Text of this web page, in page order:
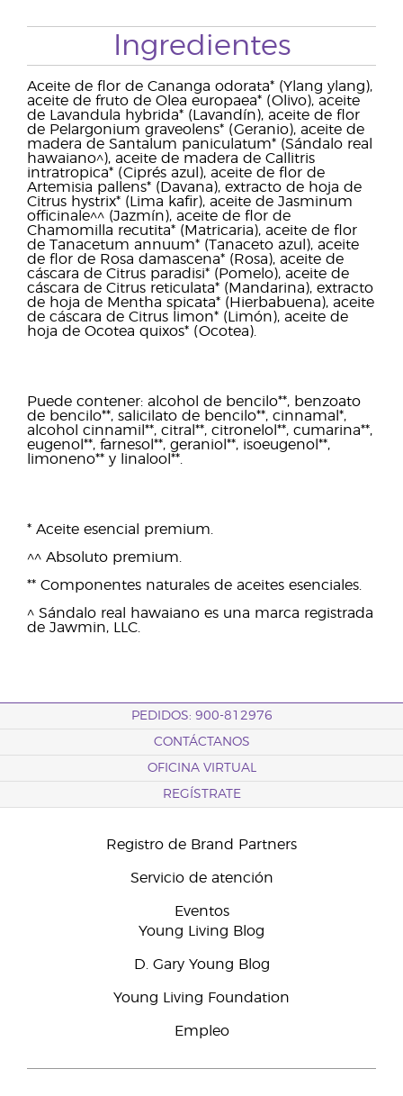
Ingredientes
Aceite de flor de Cananga odorata* (Ylang ylang),
aceite de fruto de Olea europaea* (Olivo), aceite
de Lavandula hybrida* (Lavandín), aceite de flor
de Pelargonium graveolens* (Geranio), aceite de
madera de Santalum paniculatum* (Sándalo real
hawaiano^), aceite de madera de Callitris
intratropica* (Ciprés azul), aceite de flor de
Artemisia pallens* (Davana), extracto de hoja de
Citrus hystrix* (Lima kafir), aceite de Jasminum
officinale^^ (Jazmín), aceite de flor de
Chamomilla recutita* (Matricaria), aceite de flor
de Tanacetum annuum* (Tanaceto azul), aceite
de flor de Rosa damascena* (Rosa), aceite de
cáscara de Citrus paradisi* (Pomelo), aceite de
cáscara de Citrus reticulata* (Mandarina), extracto
de hoja de Mentha spicata* (Hierbabuena), aceite
de cáscara de Citrus limon* (Limón), aceite de
hoja de Ocotea quixos* (Ocotea).
Puede contener: alcohol de bencilo**, benzoato
de bencilo**, salicilato de bencilo**, cinnamal*,
alcohol cinnamil**, citral**, citronelol**, cumarina**,
eugenol**, farnesol**, geraniol**, isoeugenol**,
limoneno** y linalool**.
* Aceite esencial premium.
^^ Absoluto premium.
** Componentes naturales de aceites esenciales.
^ Sándalo real hawaiano es una marca registrada
de Jawmin, LLC.
PEDIDOS: 900-812976
CONTÁCTANOS
OFICINA VIRTUAL
REGÍSTRATE
Registro de Brand Partners
Servicio de atención
Eventos
Young Living Blog
D. Gary Young Blog
Young Living Foundation
Empleo